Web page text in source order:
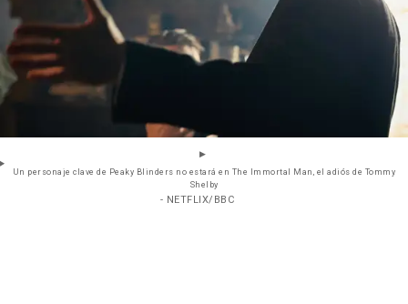
Un personaje clave de Peaky Blinders no estará en The Immortal Man, el adiós de Tommy
Shelby
- NETFLIX/BBC